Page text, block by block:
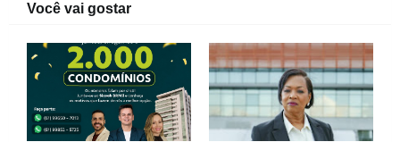
Você vai gostar